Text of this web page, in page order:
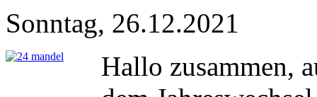
Sonntag, 26.12.2021
Hallo zusammen,